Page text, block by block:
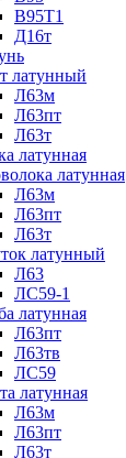
В95Т1
Д16т
латунный
Л63м
Л63пт
Л63т
латунная
латунная
Л63м
Л63пт
Л63т
латунный
Л63
ЛС59-1
латунная
Л63пт
Л63тв
ЛС59
латунная
Л63м
Л63пт
Л63т